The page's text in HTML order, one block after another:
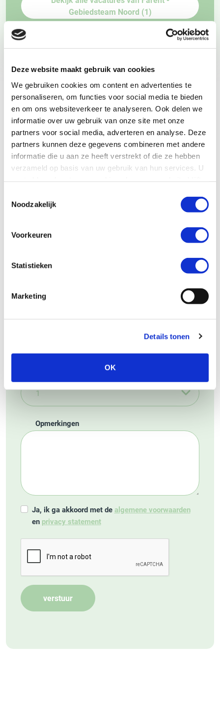
Deze website maakt gebruik van cookies
We gebruiken cookies om content en advertenties te
personaliseren, om functies voor social media te bieden
en om ons websiteverkeer te analyseren. Ook delen we
informatie over uw gebruik van onze site met onze
partners voor social media, adverteren en analyse. Deze
partners kunnen deze gegevens combineren met andere
informatie die u aan ze heeft verstrekt of die ze hebben
verzameld op basis van uw gebruik van hun services. U
Noodzakelijk
Voorkeuren
Statistieken
Marketing
Details tonen
OK
Gebiedsteam Noord (1)
VRIJWILLIGERSWERK VOOR
GROEPEN
Wil je als bedrijf, groep of vereniging graag iets goeds
doen, voor een ander, de wereld én jezelf? Schrijf je in
voor deze groepsklus.
Organisatie
Je e-mailadres
Telefoon
Opmerkingen
Ja, ik ga akkoord met de algemene voorwaarden
en privacy statement